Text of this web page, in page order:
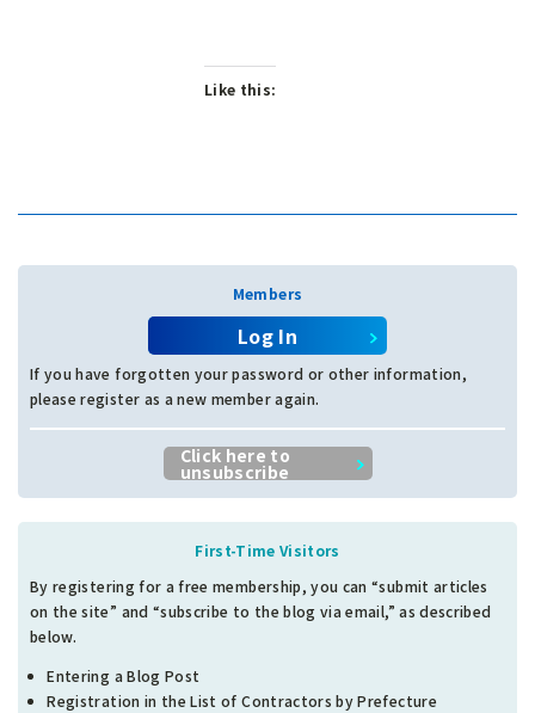
Like this:
Members
Log In
If you have forgotten your password or other information,
please register as a new member again.
Click here to
unsubscribe
First-Time Visitors
By registering for a free membership, you can “submit articles
on the site” and “subscribe to the blog via email,” as described
below.
Entering a Blog Post
Registration in the List of Contractors by Prefecture